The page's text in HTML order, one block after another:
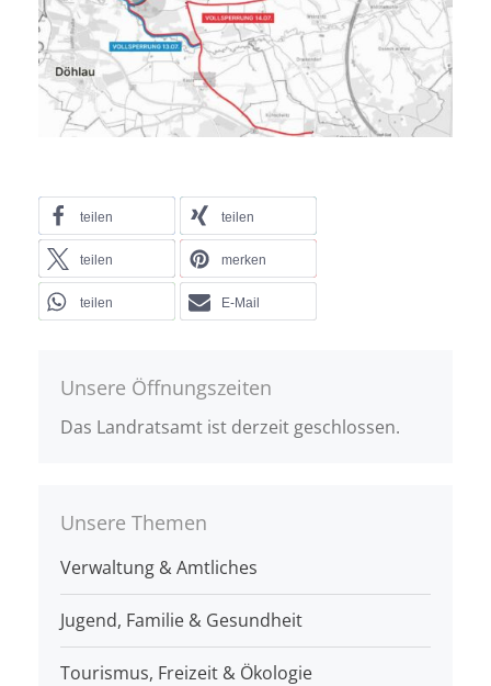
teilen teilen
teilen merken
teilen E-Mail
Unsere Öffnungszeiten
Das Landratsamt ist derzeit geschlossen.
Unsere Themen
Verwaltung & Amtliches
Jugend, Familie & Gesundheit
Tourismus, Freizeit & Ökologie